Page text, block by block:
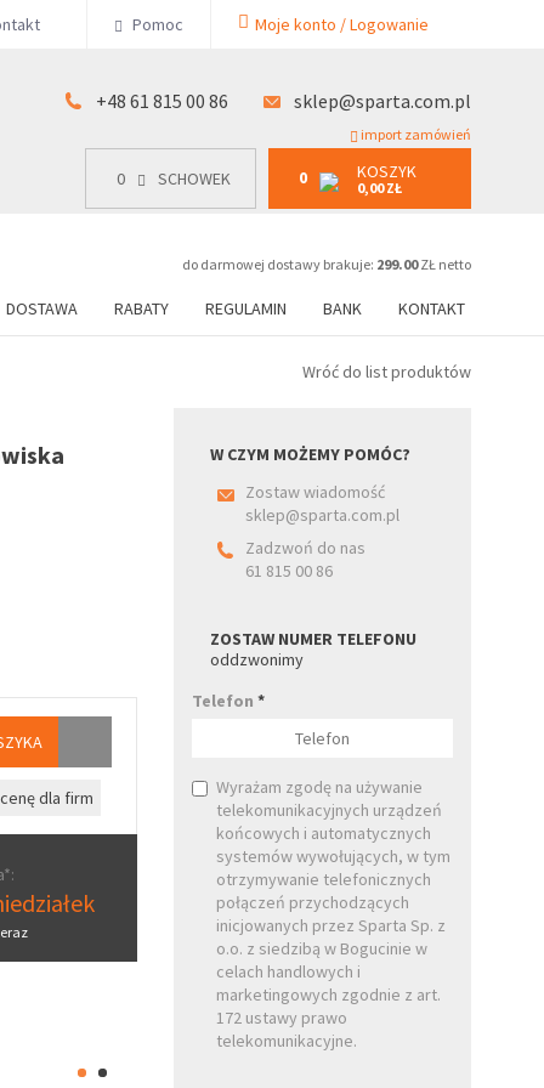
Pomoc Moje konto / Logowanie
+48 61 815 00 86 sklep@sparta.com.pl
import zamówień
0 SCHOWEK 0 KOSZYK
0,00 ZŁ
do darmowej dostawy brakuje: 299.00ZŁ netto
DOSTAWA RABATY REGULAMIN BANK KONTAKT
0 SCHOWEK 0 KOSZYK
0,00 ZŁ
00 86
Wróć do list produktów
dla firm
W CZYM MOŻEMY POMÓC?
Zostaw wiadomość
sklep@sparta.com.pl
Zadzwoń do nas
61 815 00 86
ZOSTAW NUMER TELEFONU
oddzwonimy
Telefon*
Wyrażam zgodę na używanie
telekomunikacyjnych urządzeń
końcowych i automatycznych
systemów wywołujących, w tym
otrzymywanie telefonicznych
połączeń przychodzących
inicjowanych przez Sparta Sp. z
o.o. z siedzibą w Bogucinie w
celach handlowych i
marketingowych zgodnie z art.
172 ustawy prawo
telekomunikacyjne.